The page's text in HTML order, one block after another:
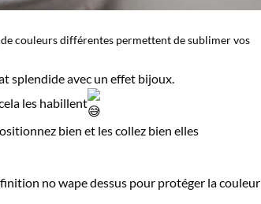
couleurs différentes permettent de sublimer vos
splendide avec un effet bijoux.
les habillent
bien et les collez bien elles
no wape dessus pour protéger la couleur